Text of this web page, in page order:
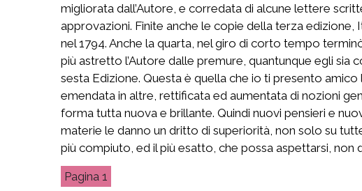
migliorata dall’Autore, e corredata di alcune lettere
approvazioni. Finite anche le copie della terza
nel 1794. Anche la quarta, nel giro di corto tempo
più astretto l’Autore dalle premure, quantunque egli sia
sesta Edizione. Questa è quella che io ti presento
emendata in altre, rettificata ed aumentata di nozioni
forma tutta nuova e brillante. Quindi nuovi pensieri e
materie le danno un dritto di superiorità, non solo su
più compiuto, ed il più esatto, che possa aspettarsi,
1